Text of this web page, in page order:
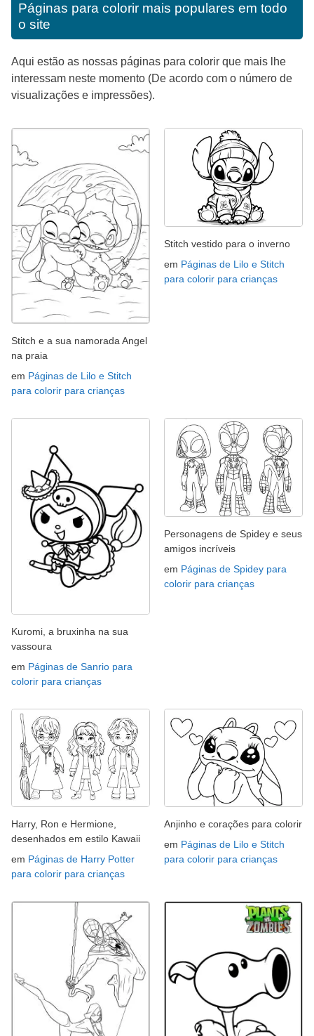
Páginas para colorir mais populares em todo
o site
Aqui estão as nossas páginas para colorir que mais lhe
interessam neste momento (De acordo com o número de
visualizações e impressões).
Stitch e a sua namorada Angel
na praia
em Páginas de Lilo e Stitch
para colorir para crianças
Stitch vestido para o inverno
em Páginas de Lilo e Stitch
para colorir para crianças
Kuromi, a bruxinha na sua
vassoura
em Páginas de Sanrio para
colorir para crianças
Personagens de Spidey e seus
amigos incríveis
em Páginas de Spidey para
colorir para crianças
Harry, Ron e Hermione,
desenhados em estilo Kawaii
em Páginas de Harry Potter
para colorir para crianças
Anjinho e corações para colorir
em Páginas de Lilo e Stitch
para colorir para crianças